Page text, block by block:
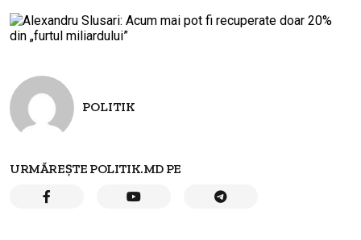
POLITIK
URMĂREȘTE POLITIK.MD PE